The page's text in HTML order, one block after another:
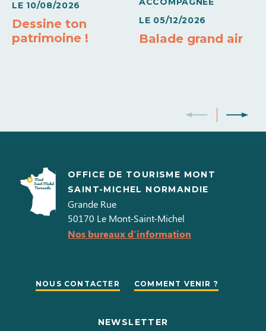
LE 10/08/2026
Dessine ton
patrimoine !
LE 05/12/2026
Balade grand air
OFFICE DE TOURISME MONT
SAINT-MICHEL NORMANDIE
Grande Rue
50170 Le Mont-Saint-Michel
Nos bureaux d'information
NOUS CONTACTER COMMENT VENIR ?
NEWSLETTER